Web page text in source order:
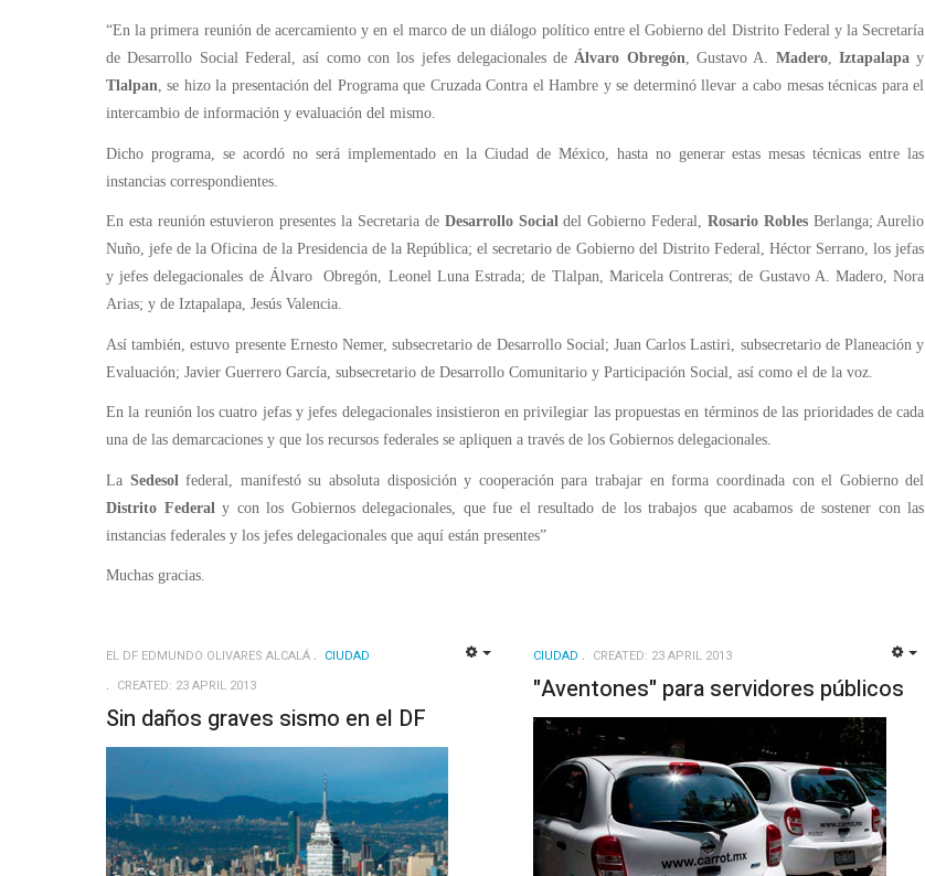
“En la primera reunión de acercamiento y en el marco de un diálogo político entre el Gobierno del Distrito Federal y la Secretaría
de Desarrollo Social Federal, así como con los jefes delegacionales de Álvaro Obregón, Gustavo A. Madero, Iztapalapa y
Tlalpan, se hizo la presentación del Programa que Cruzada Contra el Hambre y se determinó llevar a cabo mesas técnicas para el
intercambio de información y evaluación del mismo.
Dicho programa, se acordó no será implementado en la Ciudad de México, hasta no generar estas mesas técnicas entre las
instancias correspondientes.
En esta reunión estuvieron presentes la Secretaria deDesarrollo Socialdel Gobierno Federal, Rosario RoblesBerlanga; Aurelio
Nuño, jefe de la Oficina de la Presidencia de la República; el secretario de Gobierno del Distrito Federal, Héctor Serrano, los jefas
y jefes delegacionales de Álvaro Obregón, Leonel Luna Estrada; de Tlalpan, Maricela Contreras; de Gustavo A. Madero, Nora
Arias; y de Iztapalapa, Jesús Valencia.
Así también, estuvo presente Ernesto Nemer, subsecretario de Desarrollo Social; Juan Carlos Lastiri, subsecretario de Planeación y
Evaluación; Javier Guerrero García, subsecretario de Desarrollo Comunitario y Participación Social, así como el de la voz.
En la reunión los cuatro jefas y jefes delegacionales insistieron en privilegiar las propuestas en términos de las prioridades de cada
una de las demarcaciones y que los recursos federales se apliquen a través de los Gobiernos delegacionales.
La Sedesol federal, manifestó su absoluta disposición y cooperación para trabajar en forma coordinada con el Gobierno del
Distrito Federal y con los Gobiernos delegacionales, que fue el resultado de los trabajos que acabamos de sostener con las
instancias federales y los jefes delegacionales que aquí están presentes”
Muchas gracias.
EL DF EDMUNDO OLIVARES ALCALÁ
CIUDAD
CREATED: 23 APRIL 2013
Sin daños graves sismo en el DF
CIUDAD CREATED: 23 APRIL 2013
"Aventones" para servidores públicos